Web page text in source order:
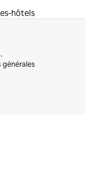
hôtels
générales